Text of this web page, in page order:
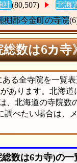
社(80,507) 北海
棚郡今金町の寺院
数は6カ寺
る全寺院を一覧
あります。北海
、北海道の寺院数
べたい場合は、
数は6カ寺)の一